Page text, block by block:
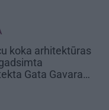
koka arhitektūras
Gata Gavara